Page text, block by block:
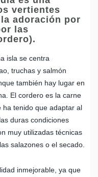
vertientes
adoración por
las
isla se centra
truchas y salmón
también hay lugar en
El cordero es la carne
ha tenido que adaptar al
duras condiciones
muy utilizadas técnicas
salazones o el secado.
inmejorable, ya que